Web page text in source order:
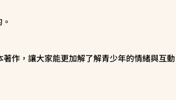
作，讓大家能更加解了解青少年的情緒與互動